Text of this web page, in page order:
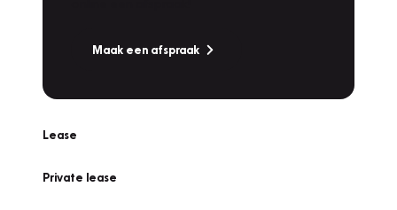
Maak een afspraak
Lease
Private lease